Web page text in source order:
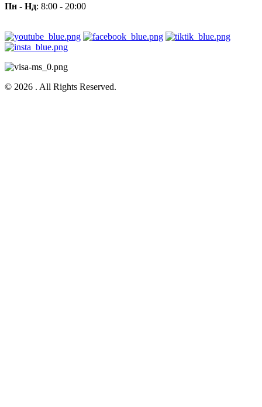
Пн - Нд: 8:00 - 20:00
© 2026 . All Rights Reserved.